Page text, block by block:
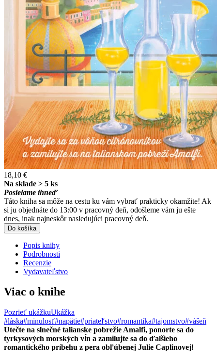
18,10 €
Na sklade > 5 ks
Posielame ihneď
Táto kniha sa môže na cestu ku vám vybrať prakticky okamžite! Ak
si ju objednáte do 13:00 v pracovný deň, odošleme vám ju ešte
dnes, inak najneskôr nasledujúci pracovný deň.
Do košíka
Popis knihy
Podrobnosti
Recenzie
Vydavateľstvo
Viac o knihe
Pozrieť ukážkuUkážka
#láska#minulosť#napätie#priateľstvo#romantika#tajomstvo#vášeň
Utečte na slnečné talianske pobrežie Amalfi, ponorte sa do
tyrkysových morských vĺn a zamilujte sa do ďalšieho
romantického príbehu z pera obľúbenej Julie Caplinovej!